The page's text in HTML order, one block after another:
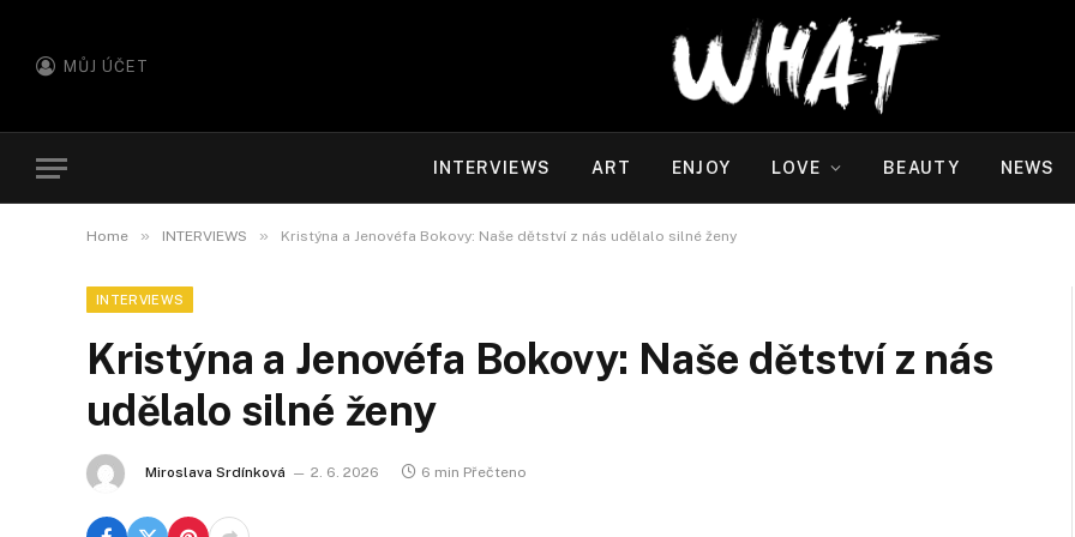
MŮJ ÚČET
INTERVIEWS ART ENJOY LOVE BEAUTY NEWS
Home » INTERVIEWS » Kristýna a Jenovéfa Bokovy: Naše dětství z nás udělalo silné ženy
INTERVIEWS
Kristýna a Jenovéfa Bokovy: Naše dětství z nás
udělalo silné ženy
Miroslava Srdínková 2. 6. 2026 6 min Přečteno